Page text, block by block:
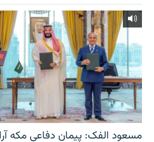
مسعود الفک: پیمان دفاعی مکه